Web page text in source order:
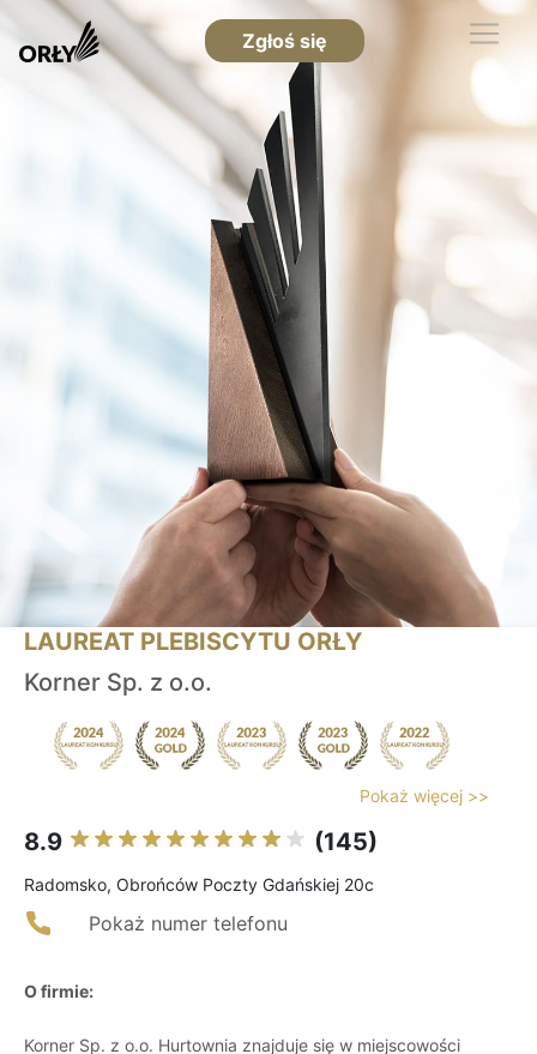
Zgłoś się
LAUREAT PLEBISCYTU ORŁY
Korner Sp. z o.o.
Pokaż więcej >>
8.9 (145)
Radomsko, Obrońców Poczty Gdańskiej 20c
Pokaż numer telefonu
O firmie:
Korner Sp. z o.o. Hurtownia znajduje się w miejscowości